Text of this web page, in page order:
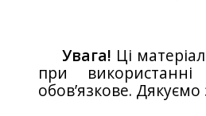
Увага! Ці
при
обов’язкове.